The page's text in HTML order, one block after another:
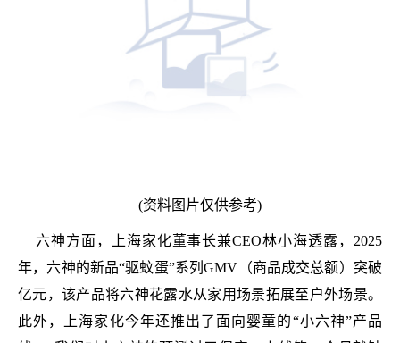
(资料图片仅供参考)
六神方面，上海家化董事长兼CEO林小海透露，2025
年，六神的新品“驱蚊蛋”系列GMV（商品成交总额）突破
亿元，该产品将六神花露水从家用场景拓展至户外场景。
此外，上海家化今年还推出了面向婴童的“小六神”产品